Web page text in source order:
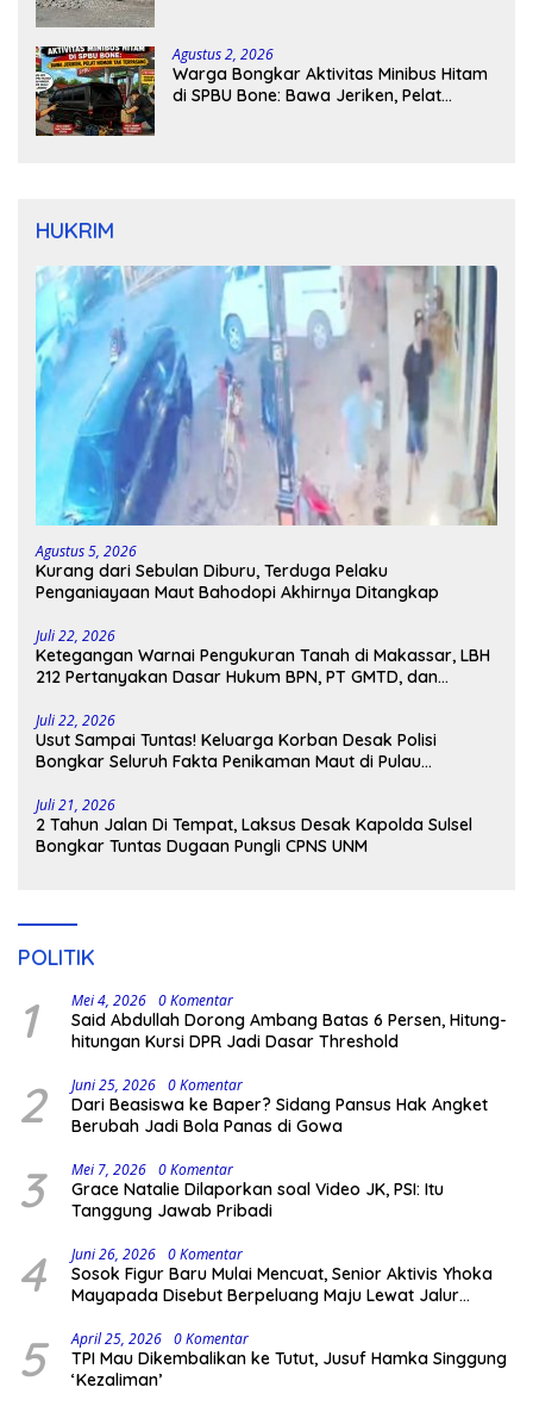
Agustus 2, 2026
Warga Bongkar Aktivitas Minibus Hitam
di SPBU Bone: Bawa Jeriken, Pelat
HUKRIM
Agustus 5, 2026
Kurang dari Sebulan Diburu, Terduga Pelaku
Penganiayaan Maut Bahodopi Akhirnya Ditangkap
Juli 22, 2026
Ketegangan Warnai Pengukuran Tanah di Makassar, LBH
212 Pertanyakan Dasar Hukum BPN, PT GMTD, dan
Juli 22, 2026
Usut Sampai Tuntas! Keluarga Korban Desak Polisi
Bongkar Seluruh Fakta Penikaman Maut di Pulau
Juli 21, 2026
2 Tahun Jalan Di Tempat, Laksus Desak Kapolda Sulsel
Bongkar Tuntas Dugaan Pungli CPNS UNM
POLITIK
1 Mei 4, 2026 0 Komentar
Said Abdullah Dorong Ambang Batas 6 Persen, Hitung-
hitungan Kursi DPR Jadi Dasar Threshold
2 Juni 25, 2026 0 Komentar
Dari Beasiswa ke Baper? Sidang Pansus Hak Angket
Berubah Jadi Bola Panas di Gowa
3 Mei 7, 2026 0 Komentar
Grace Natalie Dilaporkan soal Video JK, PSI: Itu
Tanggung Jawab Pribadi
4 Juni 26, 2026 0 Komentar
Sosok Figur Baru Mulai Mencuat, Senior Aktivis Yhoka
Mayapada Disebut Berpeluang Maju Lewat Jalur
5 April 25, 2026 0 Komentar
TPI Mau Dikembalikan ke Tutut, Jusuf Hamka Singgung
‘Kezaliman’